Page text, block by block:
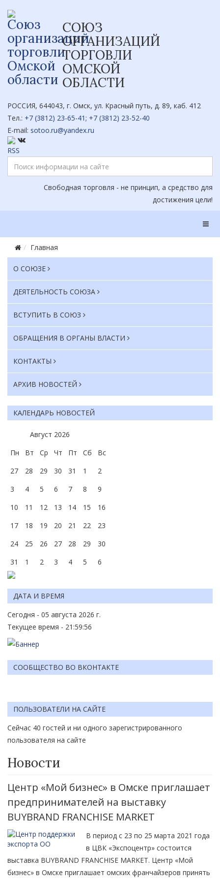
СОЮЗ
ОРГАНИЗАЦИЙ
ТОРГОВЛИ
ОМСКОЙ
ОБЛАСТИ
РОССИЯ, 644043, г. Омск, ул. Красный путь, д. 89, каб. 412
Тел.: +7 (3812) 23-65-41; +7 (3812) 23-52-40
E-mail: sotoo.ru@yandex.ru
Свободная торговля - не принцип, а средство для
достижения цели!
Главная
О СОЮЗЕ
ДЕЯТЕЛЬНОСТЬ СОЮЗА
ВСТУПИТЬ В СОЮЗ
ОБРАЩЕНИЯ В ОРГАНЫ ВЛАСТИ
КОНТАКТЫ
АРХИВ НОВОСТЕЙ
КАЛЕНДАРЬ НОВОСТЕЙ
Август 2026
Пн
Вт Ср Чт Пт Сб
Вс
27
28 29 30 31 1
2
3
4 5 6 7 8
9
10
11 12 13 14 15
16
17
18 19 20 21 22
23
24
25 26 27 28 29
30
31
1 2 3 4 5 6
ДАТА И ВРЕМЯ
Сегодня - 05 августа 2026 г.
Текущее время - 21:59:56
СООБЩЕСТВО ВО ВКОНТАКТЕ
ПОЛЬЗОВАТЕЛИ НА САЙТЕ
Сейчас 40 гостей и ни одного зарегистрированного
пользователя на сайте
Новости
Центр «Мой бизнес» в Омске приглашает
предпринимателей на выставку
BUYBRAND FRANCHISE MARKET
В период с 23 по 25 марта 2021 года
в ЦВК «Экспоцентр» состоится
выставка BUYBRAND FRANCHISE MARKET. Центр «Мой
бизнес» в Омске приглашает омских франчайзеров принять